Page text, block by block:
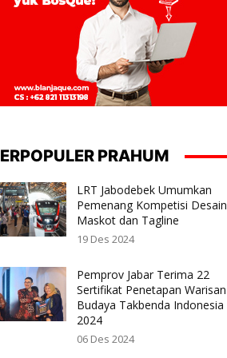
PRAHUM
LRT Jabodebek Umumkan
Pemenang Kompetisi Desain
Maskot dan Tagline
19 Des 2024
Pemprov Jabar Terima 22
Sertifikat Penetapan Warisan
Budaya Takbenda Indonesia
2024
06 Des 2024